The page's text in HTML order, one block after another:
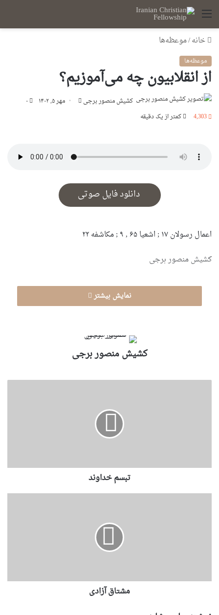
منو
خانه/موعظه‌ها
موعظه‌ها
از انقلابیون چه می‌آموزیم؟
کشیش منصور برجی
ارسالمهر ۵, ۱۴۰۲
۰
4,303
کمتر از یک دقیقه
دانلود فایل صوتی
اعمال رسولان ۱۷ ; اشعیا ۶۵ , ۹ ; مکاشفه ۲۲
کشیش منصور برجی
نمایش بیشتر
کشیش منصور برجی
تبسم خداوند
مشتاق آزادی